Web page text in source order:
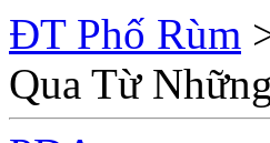
ĐT Phố Rùm
Qua Từ